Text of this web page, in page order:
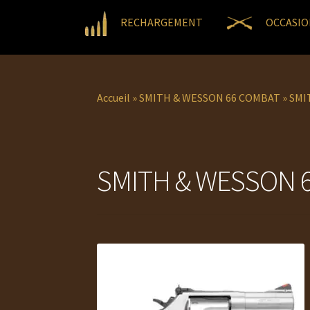
RECHARGEMENT
Accueil »SMITH & WESSON 66 COMBAT »
SMITH & WESSON